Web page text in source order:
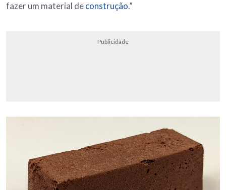
fazer um material deconstrução.”
Publicidade